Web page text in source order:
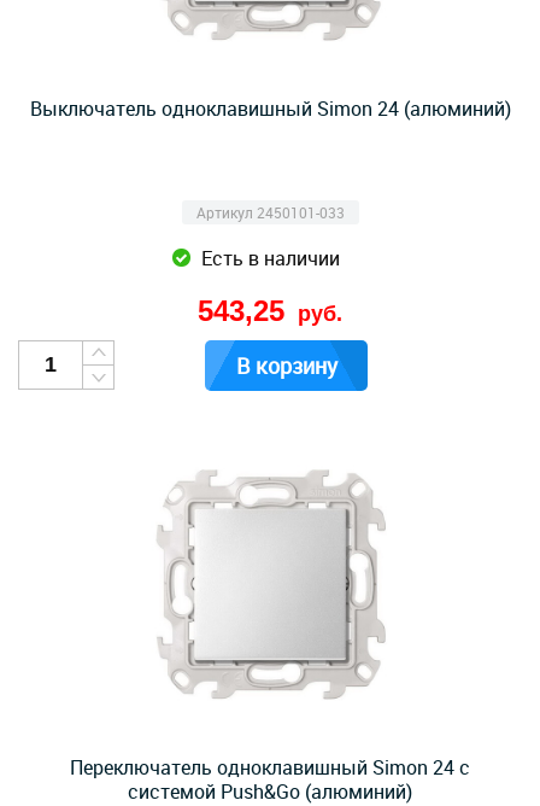
Выключатель одноклавишный Simon 24 (алюминий)
Артикул 2450101-033
Есть в наличии
543,25 руб.
В корзину
Переключатель одноклавишный Simon 24 с
системой Push&Go (алюминий)